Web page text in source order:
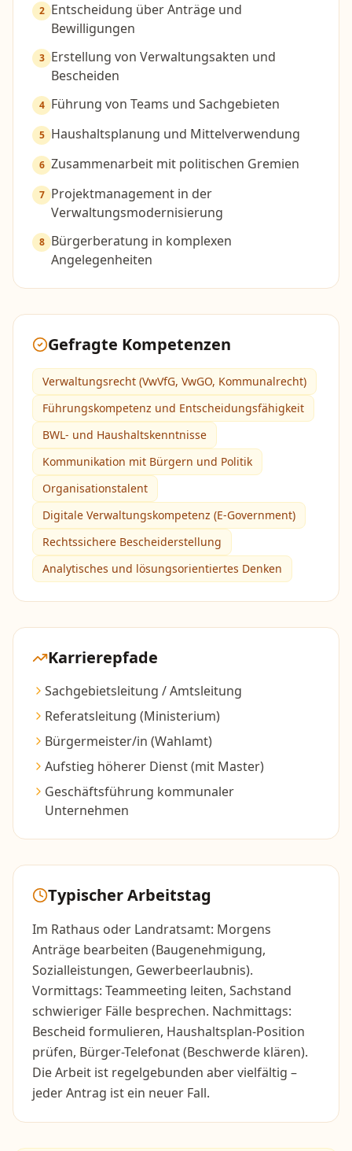
2 Entscheidung über Anträge und
Bewilligungen
3 Erstellung von Verwaltungsakten und
Bescheiden
4 Führung von Teams und Sachgebieten
5 Haushaltsplanung und Mittelverwendung
6 Zusammenarbeit mit politischen Gremien
7 Projektmanagement in der
Verwaltungsmodernisierung
8 Bürgerberatung in komplexen
Angelegenheiten
Gefragte Kompetenzen
Verwaltungsrecht (VwVfG, VwGO, Kommunalrecht)
Führungskompetenz und Entscheidungsfähigkeit
BWL- und Haushaltskenntnisse
Kommunikation mit Bürgern und Politik
Organisationstalent
Digitale Verwaltungskompetenz (E-Government)
Rechtssichere Bescheiderstellung
Analytisches und lösungsorientiertes Denken
Karrierepfade
Sachgebietsleitung / Amtsleitung
Referatsleitung (Ministerium)
Bürgermeister/in (Wahlamt)
Aufstieg höherer Dienst (mit Master)
Geschäftsführung kommunaler
Unternehmen
Typischer Arbeitstag
Im Rathaus oder Landratsamt: Morgens
Anträge bearbeiten (Baugenehmigung,
Sozialleistungen, Gewerbeerlaubnis).
Vormittags: Teammeeting leiten, Sachstand
schwieriger Fälle besprechen. Nachmittags:
Bescheid formulieren, Haushaltsplan-Position
prüfen, Bürger-Telefonat (Beschwerde klären).
Die Arbeit ist regelgebunden aber vielfältig –
jeder Antrag ist ein neuer Fall.